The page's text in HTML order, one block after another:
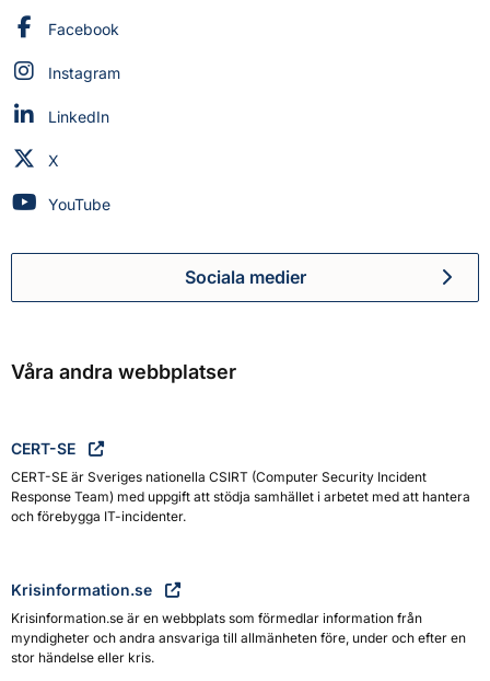
Myndigheten för civilt försvar på
Facebook
Myndigheten för civilt försvar på
Instagram
Myndigheten för civilt försvar på
LinkedIn
Myndigheten för civilt försvar på
X
Myndigheten för civilt försvar på
YouTube
Myndigheten för civilt
Sociala medier
Våra andra webbplatser
CERT-SE
CERT-SE är Sveriges nationella CSIRT (Computer Security Incident
Response Team) med uppgift att stödja samhället i arbetet med att hantera
och förebygga IT-incidenter.
Krisinformation.se
Krisinformation.se är en webbplats som förmedlar information från
myndigheter och andra ansvariga till allmänheten före, under och efter en
stor händelse eller kris.